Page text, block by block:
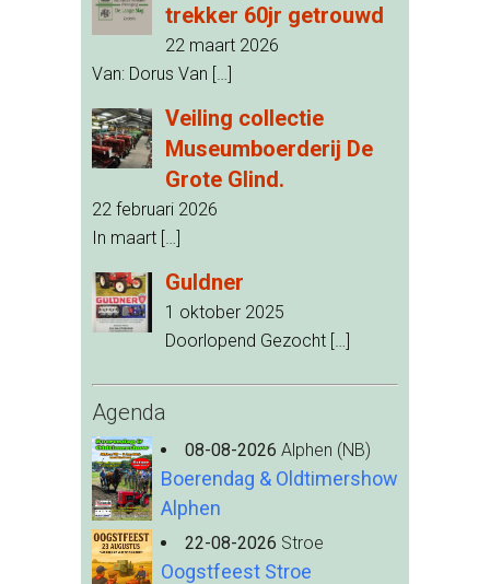
trekker 60jr getrouwd
22 maart 2026
Van: Dorus Van […]
Veiling collectie
Museumboerderij De
Grote Glind.
22 februari 2026
In maart […]
Guldner
1 oktober 2025
Doorlopend Gezocht […]
Agenda
08-08-2026 Alphen (NB)
Boerendag & Oldtimershow
Alphen
22-08-2026 Stroe
Oogstfeest Stroe